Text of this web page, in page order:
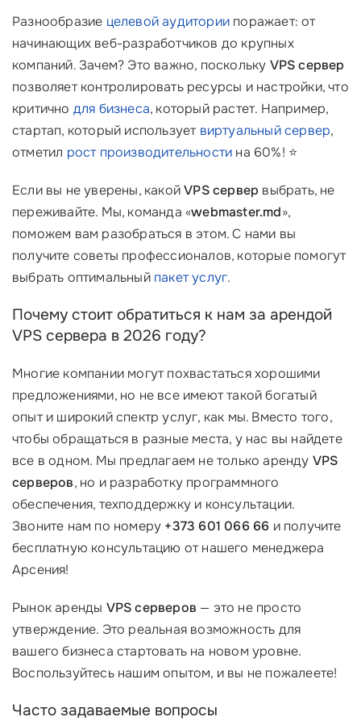
Разнообразие целевой аудитории поражает: от
начинающих веб-разработчиков до крупных
компаний. Зачем? Это важно, поскольку VPS сервер
позволяет контролировать ресурсы и настройки, что
критично для бизнеса, который растет. Например,
стартап, который использует виртуальный сервер,
отметил рост производительности на 60%! ⭐
Если вы не уверены, какойVPS сервер выбрать, не
переживайте. Мы, команда «webmaster.md»,
поможем вам разобраться в этом. С нами вы
получите советы профессионалов, которые помогут
выбрать оптимальный пакет услуг.
Почему стоит обратиться к нам за арендой
VPS сервера в 2026 году?
Многие компании могут похвастаться хорошими
предложениями, но не все имеют такой богатый
опыт и широкий спектр услуг, как мы. Вместо того,
чтобы обращаться в разные места, у нас вы найдете
все в одном. Мы предлагаем не только аренду VPS
серверов, но и разработку программного
обеспечения, техподдержку и консультации.
Звоните нам по номеру +373 601 066 66 и получите
бесплатную консультацию от нашего менеджера
Арсения!
Рынок аренды VPS серверов — это не просто
утверждение. Это реальная возможность для
вашего бизнеса стартовать на новом уровне.
Воспользуйтесь нашим опытом, и вы не пожалеете!
Часто задаваемые вопросы